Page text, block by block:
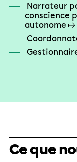
Narrateur
conscience
autonome
Ce que